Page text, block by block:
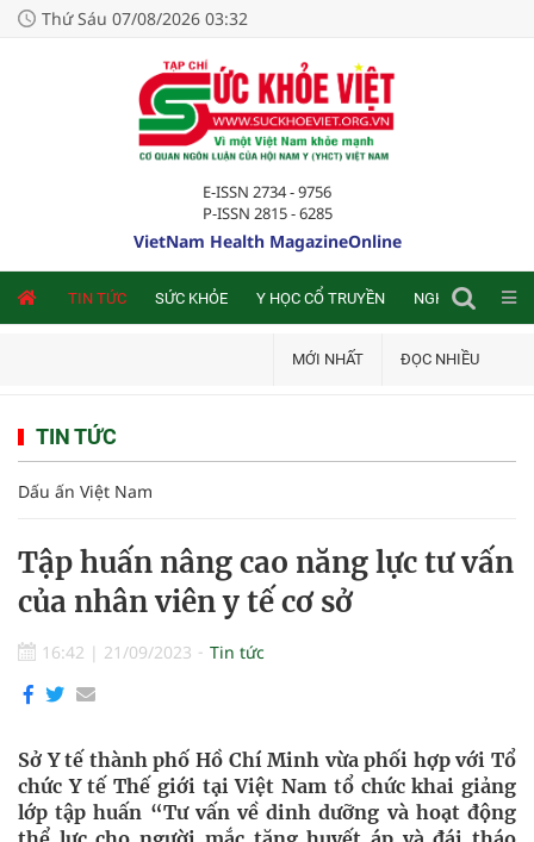
Thứ Sáu 07/08/2026 03:32
E-ISSN 2734 - 9756
P-ISSN 2815 - 6285
VietNam Health MagazineOnline
TIN TỨC SỨC KHỎE Y HỌC CỔ TRUYỀN NGHIÊN CỨU
MỚI NHẤT ĐỌC NHIỀU
TIN TỨC
Dấu ấn Việt Nam
Tập huấn nâng cao năng lực tư vấn
của nhân viên y tế cơ sở
16:42 | 21/09/2023 Tin tức
Sở Y tế thành phố Hồ Chí Minh vừa phối hợp với Tổ
chức Y tế Thế giới tại Việt Nam tổ chức khai giảng
lớp tập huấn “Tư vấn về dinh dưỡng và hoạt động